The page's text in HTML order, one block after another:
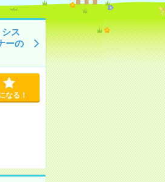
ス
ーの
なる！